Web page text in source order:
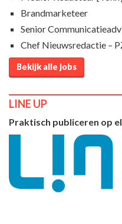
Brandmarketeer
Senior
Chef Nieuwsredactie –
Bekijk alle jobs
LINE UP
Praktisch publiceren op